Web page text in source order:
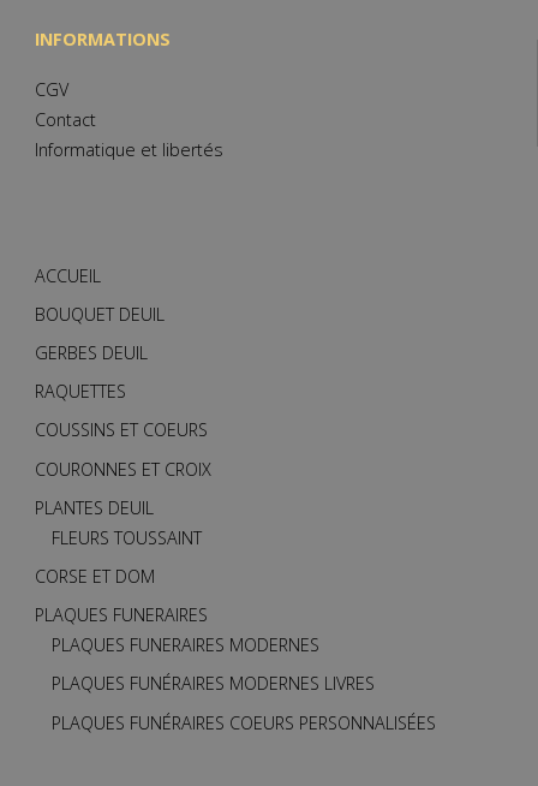
INFORMATIONS
CGV
Contact
Informatique et libertés
ACCUEIL
BOUQUET DEUIL
GERBES DEUIL
RAQUETTES
COUSSINS ET COEURS
COURONNES ET CROIX
PLANTES DEUIL
FLEURS TOUSSAINT
CORSE ET DOM
PLAQUES FUNERAIRES
PLAQUES FUNERAIRES MODERNES
PLAQUES FUNÉRAIRES MODERNES LIVRES
PLAQUES FUNÉRAIRES COEURS PERSONNALISÉES